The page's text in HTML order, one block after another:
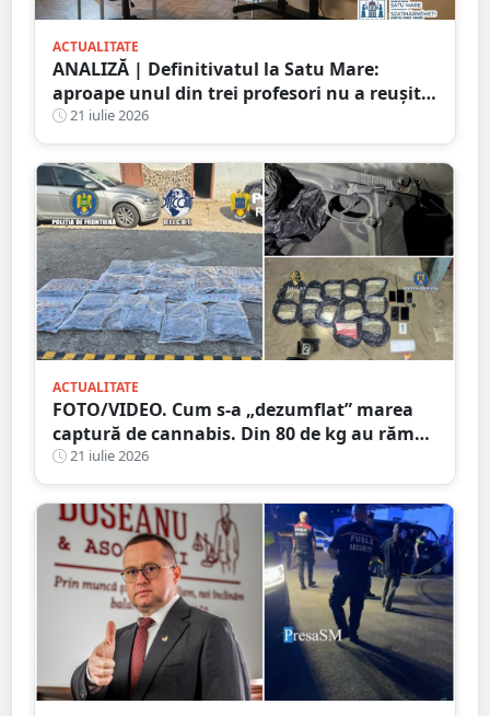
ACTUALITATE
ANALIZĂ | Definitivatul la Satu Mare:
aproape unul din trei profesori nu a reușit
să promoveze examenul
21 iulie 2026
ACTUALITATE
FOTO/VIDEO. Cum s-a „dezumflat” marea
captură de cannabis. Din 80 de kg au rămas
doar 38. Numărătoare după metoda
„șmen”? ;)
21 iulie 2026